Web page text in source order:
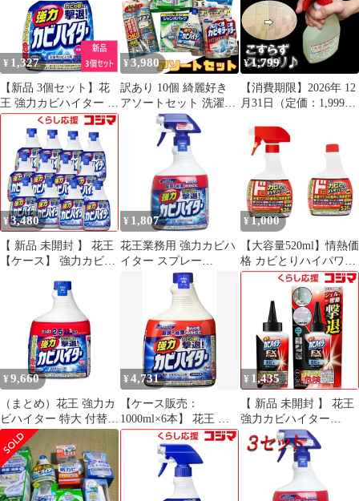
452238】【JAN：
4901301452238】
¥ 1,327
【新品 3個セット】花
王 強力カビハイター お
風呂用カビ取り剤 付け
替え 400ml【A1】
¥ 3,980
訳あり 10個 綺麗好き
アソートセット 洗濯槽
カビキラー カビハイタ
ー トイレスタンプ エア
コン洗浄スプレー お得
格安 爆買 セール まと
め買い【北海道/沖縄/離
島発送不可】
¥1,799
【消費期限】2026年 12
月31日（定価：1,999
ビ取りスプレー 浴室 風
呂 壁紙 壁クロス カビ
ラー カビハイターより
低臭で安全 液体カビ取
り泡スプレー 500ml 掃
除 カビ取り方法
¥3,480
【 新品 未開封 】 花王
【ケース】 強力カビハ
400ml×12個 カビハイタ
ー 未使用 送料無料
¥ 1,807
花王業務用 強力カビハ
イター スプレー
¥ 1,000
【大容量520ml】情熱価
格 カビとりハイパワー
本体＋付替用セット ド
¥ 9,660
（まとめ）花王 強力カ
ビハイター 特大 付替
1000ml 1個〔×10セッ
ト〕
¥4,731
【ケース販売：
1000ml×6本】 花王 強
力カビハイター 業務用
つけかえ用 1000ml
¥ 1,435
【 新品 未開封 】 花王
強力カビハイター
EXPOWER カビ用密着
ジェル 本体 200g 未使
用 送料無料